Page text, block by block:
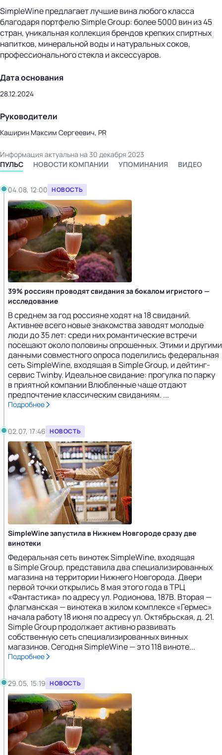
SimpleWine предлагает лучшие вина любого класса
благодаря портфелю Simple Group: более 5000 вин из 45
стран, уникальная коллекция брендов крепких спиртных
напитков, минеральной воды и натуральных соков,
профессионального стекла и аксессуаров.
Дата основания
28.12.2024
Руководители
Каширин Максим Сергеевич, PR
Информация актуальна на 30 декабря 2023
ПУЛЬС
НОВОСТИ КОМПАНИИ УПОМИНАНИЯ ВИДЕО
04.08, 12:00 НОВОСТЬ
39% россиян проводят свидания за бокалом игристого —
исследование
В среднем за год россияне ходят на 18 свиданий.
Активнее всего новые знакомства заводят молодые
люди до 35 лет: среди них романтические встречи
посещают около половины опрошенных. Этими и другими
данными совместного опроса поделились федеральная
сеть SimpleWine, входящая в Simple Group, и дейтинг-
сервис Twinby. Идеальное свидание: прогулка по парку
в приятной компании Влюбленные чаще отдают
предпочтение классическим свиданиям. ...
Подробнее
02.07, 17:46 НОВОСТЬ
SimpleWine запустила в Нижнем Новгороде сразу две
винотеки
Федеральная сеть винотек SimpleWine, входящая
в Simple Group, представила два специализированных
магазина на территории Нижнего Новгорода. Двери
первой точки открылись 8 мая этого года в ТРЦ
«Фантастика» по адресу ул. Родионова, 187В. Вторая —
флагманская — винотека в жилом комплексе «Гермес»
начала работу 18 июня по адресу ул. Октябрьская, д. 21.
Simple Group продолжает активно развивать
собственную сеть специализированных винных
магазинов. Сегодня SimpleWine — это 118 виноте...
Подробнее
29.05, 15:19 НОВОСТЬ